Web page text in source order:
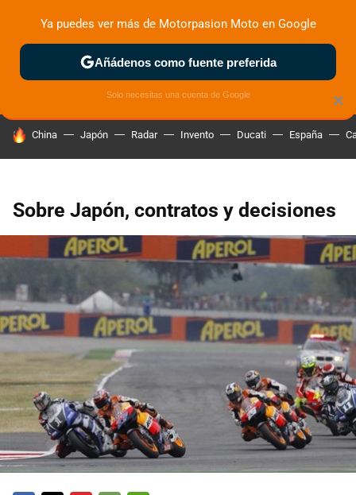
ZONA DE PRUEBAS DEPORTIVAS MOTOS ELÉCTRICAS
HOY SE HABLA DE
China Japón Radar Invento Ducati España
Sobre Japón, contratos y decisiones
×
Ya puedes ver más de Motorpasion Moto en Google
Añádenos como fuente preferida
Solo necesitas una cuenta de Google